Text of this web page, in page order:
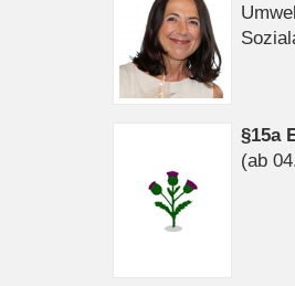
§15a
(ab